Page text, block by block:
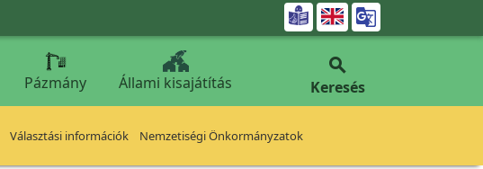

Pázmány Állami kisajátítás

Keresés
Választási információk Nemzetiségi Önkormányzatok